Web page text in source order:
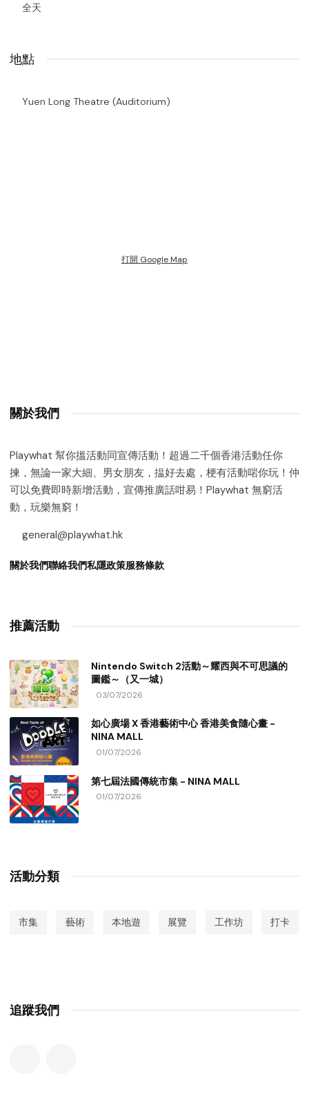
全天
地點
Yuen Long Theatre (Auditorium)
打開 Google Map
關於我們
Playwhat 幫你搵活動同宣傳活動！超過二千個香港活動任你
揀，無論一家大細、男女朋友，揾好去處，梗有活動啱你玩！仲
可以免費即時新增活動，宣傳推廣話咁易！Playwhat 無窮活
動，玩樂無窮！
general@playwhat.hk
關於我們聯絡我們私隱政策服務條款
推薦活動
Nintendo Switch 2活動～耀西與不可思議的
圖鑑～（又一城）
03/07/2026
如心廣場 X 香港藝術中心 香港美食隨心畫 -
NINA MALL
01/07/2026
第七屆法國傳統市集 - NINA MALL
01/07/2026
活動分類
市集 藝術 本地遊 展覽 工作坊 打卡
追蹤我們